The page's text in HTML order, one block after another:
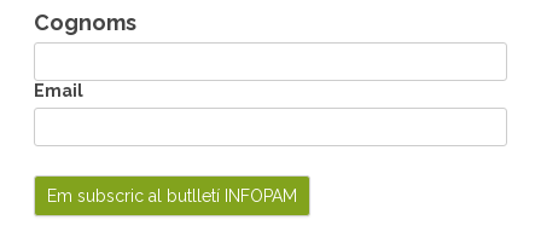
Cognoms
Email